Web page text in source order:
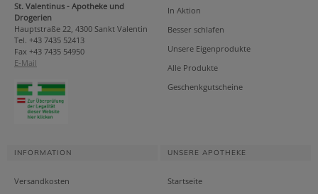
St. Valentinus - Apotheke und
Drogerien
Hauptstraße 22, 4300 Sankt Valentin
Tel. +43 7435 52413
Fax +43 7435 54950
E-Mail
In Aktion
Besser schlafen
Unsere Eigenprodukte
Alle Produkte
Geschenkgutscheine
INFORMATION
Versandkosten
UNSERE APOTHEKE
Startseite